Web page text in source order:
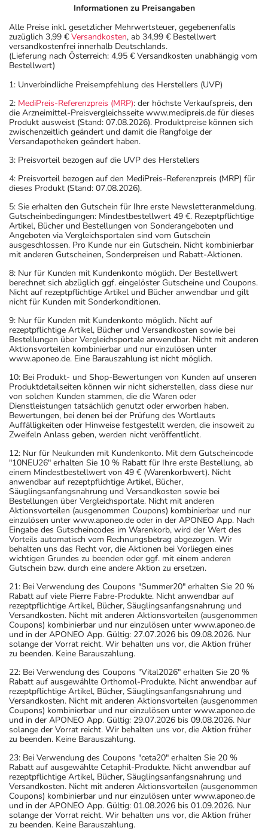
Herzrhythmusstörungen
mit beschleunigtem
Puls:
Erwachsene
1/2-2
Tabletten
1-mal
Wiederauftreten eines
Herzinfarktes:
Tabletten
Anwendungshinweise
Die Gesamtdosis sollte nicht ohne Rücksprache mit
einem Arzt oder Apotheker überschritten werden.
Art der Anwendung?
Nehmen Sie das Arzneimittel im Ganzen mit Flüssigkeit
(z.B. 1 Glas Wasser) ein. Die Tabletten dürfen nicht
zerkaut oder zerkleinert werden.
Dauer der Anwendung?
Die Anwendungsdauer richtet sich nach Art der
Beschwerde und/oder Dauer der Erkrankung und wird
deshalb nur von Ihrem Arzt bestimmt.
Überdosierung?
Es kann zu einer Vielzahl von
Überdosierungserscheinungen kommen, unter anderem
zu Erbrechen, Bewusstseinsstörungen,
Atembeschwerden sowie zu Störungen der Herz-
Kreislauffunktion. Setzen Sie sich bei dem Verdacht auf
eine Überdosierung umgehend mit einem Arzt in
Verbindung.
Einnahme vergessen?
Setzen Sie die Einnahme zum nächsten vorgeschriebenen
Zeitpunkt ganz normal (also nicht mit der doppelten
Menge) fort.
Generell gilt: Achten Sie vor allem bei Säuglingen,
Kleinkindern und älteren Menschen auf eine
gewissenhafte Dosierung. Im Zweifelsfalle fragen Sie
Ihren Arzt oder Apotheker nach etwaigen Auswirkungen
oder Vorsichtsmaßnahmen.
Eine vom Arzt verordnete Dosierung kann von den Angab
Wichtige Hinweise
Was sollten Sie beachten?
- Vorsicht: Das Reaktionsvermögen kann auch bei
bestimmungsgemäßem Gebrauch beeinträchtigt sein.
Achten Sie vor allem darauf, wenn Sie am Straßenverkehr
teilnehmen oder Maschinen (auch im Haushalt) bedienen,
mit denen Sie sich verletzen können.
- Durch plötzliches Absetzen können Probleme oder
Beschwerden auftreten. Deshalb sollte die Behandlung
langsam, das heißt mit einem schrittweisen
Ausschleichen der Dosis, beendet werden. Lassen Sie
sich dazu am besten von Ihrem Arzt oder Apotheker
Informationen zu Preisangaben
Alle Preise inkl. gesetzlicher Mehrwertsteuer, gegebenenfalls
zuzüglich 3,99 € Versandkosten, ab 34,99 € Bestellwert
versandkostenfrei innerhalb Deutschlands.
(Lieferung nach Österreich: 4,95 € Versandkosten unabhängig vom
Bestellwert)
1: Unverbindliche Preisempfehlung des Herstellers (UVP)
2: MediPreis-Referenzpreis (MRP): der höchste Verkaufspreis, den
die Arzneimittel-Preisvergleichsseite www.medipreis.de für dieses
Produkt ausweist (Stand: 07.08.2026). Produktpreise können sich
zwischenzeitlich geändert und damit die Rangfolge der
Versandapotheken geändert haben.
3: Preisvorteil bezogen auf die UVP des Herstellers
4: Preisvorteil bezogen auf den MediPreis-Referenzpreis (MRP) für
dieses Produkt (Stand: 07.08.2026).
5: Sie erhalten den Gutschein für Ihre erste Newsletteranmeldung.
Gutscheinbedingungen: Mindestbestellwert 49 €. Rezeptpflichtige
Artikel, Bücher und Bestellungen von Sonderangeboten und
Angeboten via Vergleichsportalen sind vom Gutschein
ausgeschlossen. Pro Kunde nur ein Gutschein. Nicht kombinierbar
mit anderen Gutscheinen, Sonderpreisen und Rabatt-Aktionen.
8: Nur für Kunden mit Kundenkonto möglich. Der Bestellwert
berechnet sich abzüglich ggf. eingelöster Gutscheine und Coupons.
Nicht auf rezeptpflichtige Artikel und Bücher anwendbar und gilt
nicht für Kunden mit Sonderkonditionen.
9: Nur für Kunden mit Kundenkonto möglich. Nicht auf
rezeptpflichtige Artikel, Bücher und Versandkosten sowie bei
Bestellungen über Vergleichsportale anwendbar. Nicht mit anderen
Aktionsvorteilen kombinierbar und nur einzulösen unter
www.aponeo.de. Eine Barauszahlung ist nicht möglich.
10: Bei Produkt- und Shop-Bewertungen von Kunden auf unseren
Produktdetailseiten können wir nicht sicherstellen, dass diese nur
von solchen Kunden stammen, die die Waren oder
Dienstleistungen tatsächlich genutzt oder erworben haben.
Bewertungen, bei denen bei der Prüfung des Wortlauts
Auffälligkeiten oder Hinweise festgestellt werden, die insoweit zu
Zweifeln Anlass geben, werden nicht veröffentlicht.
12: Nur für Neukunden mit Kundenkonto. Mit dem Gutscheincode
"10NEU26" erhalten Sie 10 % Rabatt für Ihre erste Bestellung, ab
einem Mindestbestellwert von 49 € (Warenkorbwert). Nicht
anwendbar auf rezeptpflichtige Artikel, Bücher,
Säuglingsanfangsnahrung und Versandkosten sowie bei
Bestellungen über Vergleichsportale. Nicht mit anderen
Aktionsvorteilen (ausgenommen Coupons) kombinierbar und nur
einzulösen unter www.aponeo.de oder in der APONEO App. Nach
Eingabe des Gutscheincodes im Warenkorb, wird der Wert des
Vorteils automatisch vom Rechnungsbetrag abgezogen. Wir
behalten uns das Recht vor, die Aktionen bei Vorliegen eines
wichtigen Grundes zu beenden oder ggf. mit einem anderen
Gutschein bzw. durch eine andere Aktion zu ersetzen.
21: Bei Verwendung des Coupons "Summer20" erhalten Sie 20 %
Rabatt auf viele Pierre Fabre-Produkte. Nicht anwendbar auf
rezeptpflichtige Artikel, Bücher, Säuglingsanfangsnahrung und
Versandkosten. Nicht mit anderen Aktionsvorteilen (ausgenommen
Coupons) kombinierbar und nur einzulösen unter www.aponeo.de
und in der APONEO App. Gültig: 27.07.2026 bis 09.08.2026. Nur
solange der Vorrat reicht. Wir behalten uns vor, die Aktion früher
zu beenden. Keine Barauszahlung.
22: Bei Verwendung des Coupons "Vital2026" erhalten Sie 20 %
Rabatt auf ausgewählte Orthomol-Produkte. Nicht anwendbar auf
rezeptpflichtige Artikel, Bücher, Säuglingsanfangsnahrung und
Versandkosten. Nicht mit anderen Aktionsvorteilen (ausgenommen
Coupons) kombinierbar und nur einzulösen unter www.aponeo.de
und in der APONEO App. Gültig: 29.07.2026 bis 09.08.2026. Nur
solange der Vorrat reicht. Wir behalten uns vor, die Aktion früher
zu beenden. Keine Barauszahlung.
23: Bei Verwendung des Coupons "ceta20" erhalten Sie 20 %
Rabatt auf ausgewählte Cetaphil-Produkte. Nicht anwendbar auf
rezeptpflichtige Artikel, Bücher, Säuglingsanfangsnahrung und
Versandkosten. Nicht mit anderen Aktionsvorteilen (ausgenommen
Coupons) kombinierbar und nur einzulösen unter www.aponeo.de
und in der APONEO App. Gültig: 01.08.2026 bis 01.09.2026. Nur
solange der Vorrat reicht. Wir behalten uns vor, die Aktion früher
zu beenden. Keine Barauszahlung.